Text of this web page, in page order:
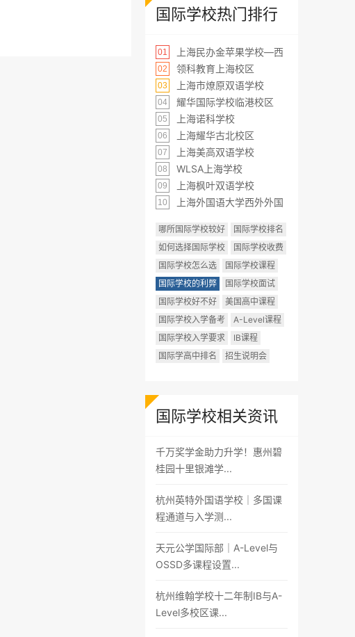
国际学校热门排行
01 上海民办金苹果学校—西
02 领科教育上海校区
03 上海市燎原双语学校
04 耀华国际学校临港校区
05 上海诺科学校
06 上海耀华古北校区
07 上海美高双语学校
08 WLSA上海学校
09 上海枫叶双语学校
10 上海外国语大学西外外国
哪所国际学校较好
国际学校排名
如何选择国际学校
国际学校收费
国际学校怎么选
国际学校课程
国际学校的利弊
国际学校面试
国际学校好不好
美国高中课程
国际学校入学备考
A-Level课程
国际学校入学要求
IB课程
国际学高中排名
招生说明会
国际学校相关资讯
千万奖学金助力升学！惠州碧
桂园十里银滩学...
杭州英特外国语学校｜多国课
程通道与入学测...
天元公学国际部｜A-Level与
OSSD多课程设置...
杭州维翰学校十二年制IB与A-
Level多校区课...